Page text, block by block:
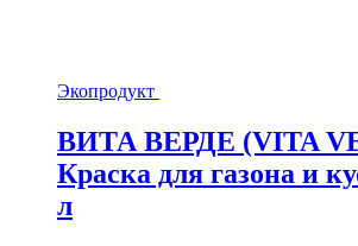
Экопродукт
ВИТА ВЕРДЕ (VITA
Краска для газона и
л